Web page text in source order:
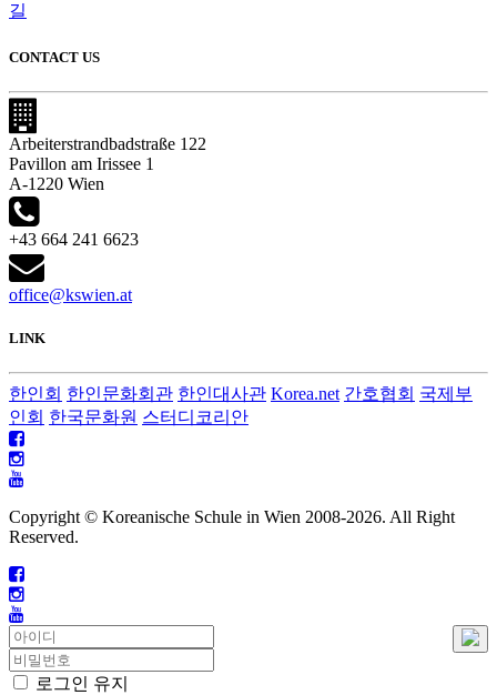
길
CONTACT US
Arbeiterstrandbadstraße 122
Pavillon am Irissee 1
A-1220 Wien
+43 664 241 6623
office@kswien.at
LINK
한인회 한인문화회관 한인대사관 Korea.net 간호협회 국제부
인회 한국문화원 스터디코리안
Copyright © Koreanische Schule in Wien 2008-2026. All Right
Reserved.
로그인 유지